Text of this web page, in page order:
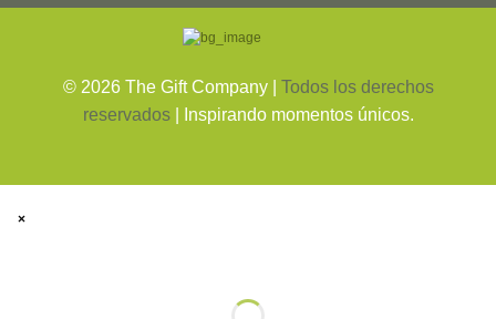
© 2026The Gift Company | Todos los derechos
reservados
| Inspirando momentos únicos.
×